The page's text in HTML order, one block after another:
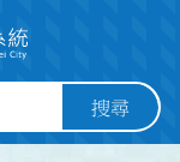
搜尋